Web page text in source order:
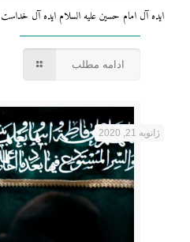
ایده آل امام حسین علیه السلام ایده آل خداست
ادامه مطلب
ژانویه 21, 2020